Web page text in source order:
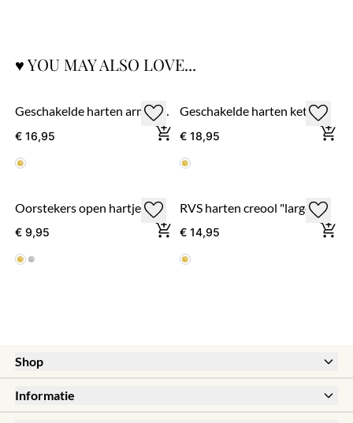
♥ YOU MAY ALSO LOVE...
Geschakelde harten armband
€ 16,95
Geschakelde harten ketting
€ 18,95
Oorstekers open hartje - goudkleur
€ 9,95
RVS harten creool "large"
€ 14,95
Shop
New
Sale
Informatie
Meestgestelde vragen